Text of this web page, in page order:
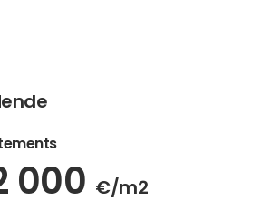
000 €/m2